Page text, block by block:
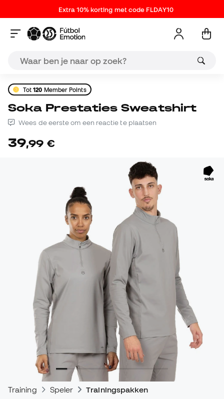
Extra 10% korting met code FLDAY10
Tot120 Member Points
Soka Prestaties Sweatshirt
Wees de eerste om een reactie te plaatsen
39,99 €
Training Speler Trainingspakken